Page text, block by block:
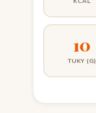
10
TUKY (G)